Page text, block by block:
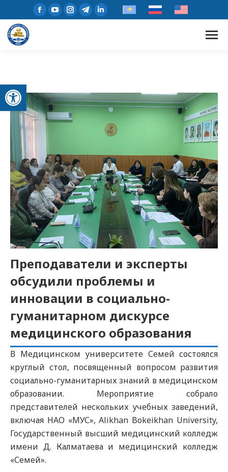
Открыть панель инструментов
Преподаватели и эксперты
обсудили проблемы и
инновации в социально-
гуманитарном дискурсе
медицинского образования
В Медицинском университете Семей состоялся
круглый стол, посвященный вопросом развития
социально-гуманитарных знаний в медицинском
образовании. Мероприятие собрало
представителей нескольких учебных заведений,
включая НАО «МУС», Alikhan Bokeikhan University,
Государственный высший медицинский колледж
имени Д. Калматаева и медицинский колледж
«Семей».